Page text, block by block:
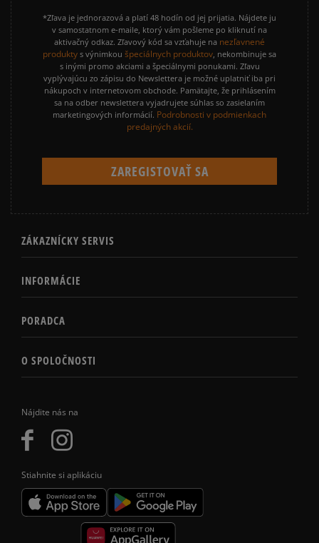
Nájdite nás na
Stiahnite si aplikáciu
*Zľava je jednorazová a platí 48 hodín od jej prijatia. Nájdete ju
v samostatnom e-maile, ktorý vám pošleme po kliknutí na
aktivačný odkaz. Zľavový kód sa vzťahuje na nezľavnené
produkty s výnimkou špeciálnych produktov , nekombinuje sa
s inými promo akciami a špeciálnymi ponukami. Zľavu
vyplývajúcu zo zápisu do Newslettera je možné uplatniť iba pri
nákupoch v internetovom obchode. Pamätajte, že prihlásením
sa na odber newslettera vyjadrujete súhlas so zasielaním
marketingových informácií. Podrobnosti v podmienkach
predajných akcií.
ZÁKAZNÍCKY SERVIS
INFORMÁCIE
PORADCA
O SPOLOČNOSTI